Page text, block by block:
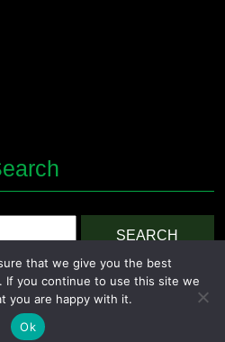
Theme
that we give you the best
If you continue to use this site we
you are happy with it.
Ok